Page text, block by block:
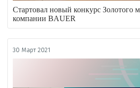
Стартовал новый конкурс Золотого
компании BAUER
30 Март 2021